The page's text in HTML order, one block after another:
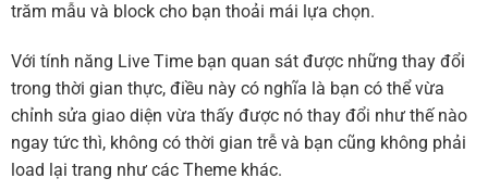
trăm mẫu và block cho bạn thoải mái lựa chọn.
Với tính năng Live Time bạn quan sát được những thay đổi
trong thời gian thực, điều này có nghĩa là bạn có thể vừa
chỉnh sửa giao diện vừa thấy được nó thay đổi như thế nào
ngay tức thì, không có thời gian trễ và bạn cũng không phải
load lại trang như các Theme khác.